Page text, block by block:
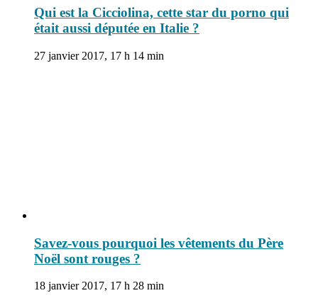
Qui est la Cicciolina, cette star du porno qui
était aussi députée en Italie ?
27 janvier 2017, 17 h 14 min
Savez-vous pourquoi les vêtements du Père
Noël sont rouges ?
18 janvier 2017, 17 h 28 min